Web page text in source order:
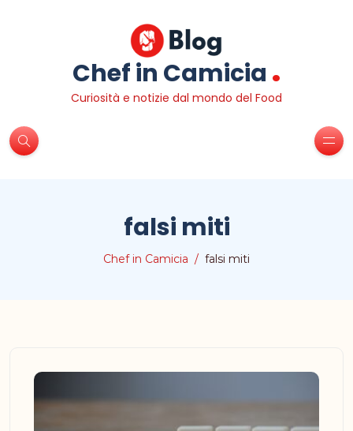
Chef in Camicia .
Curiosità e notizie dal mondo del Food
falsi miti
Chef in Camicia falsi miti